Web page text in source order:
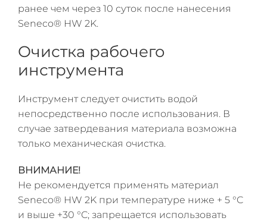
ранее чем через 10 суток после нанесения
Seneco® HW 2K.
Очистка рабочего
инструмента
Инструмент следует очистить водой
непосредственно после использования. В
случае затвердевания материала возможна
только механическая очистка.
ВНИМАНИЕ!
Не рекомендуется применять материал
Seneco® HW 2K при температуре ниже + 5 °C
и выше +30 °C; запрещается использовать